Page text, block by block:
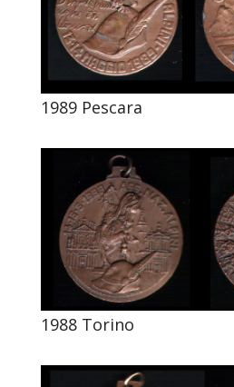
1989 Pescara
1988 Torino